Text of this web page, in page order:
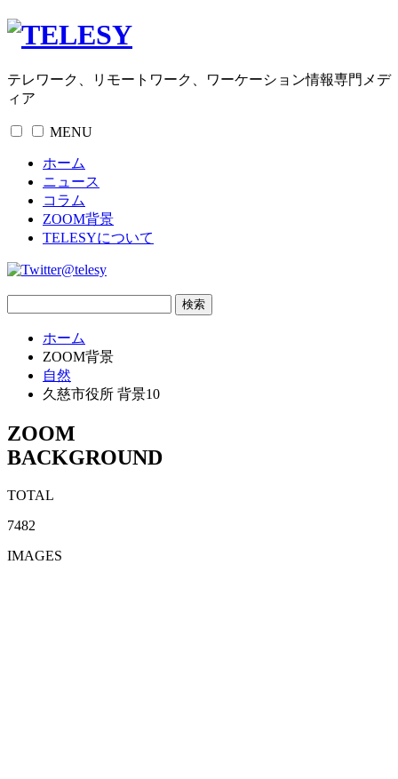
テレワーク、リモートワーク、ワーケーション情報専門メデ
ィア
MENU
ホーム
ニュース
コラム
ZOOM背景
TELESYについて
@telesy
ホーム
ZOOM背景
自然
久慈市役所 背景10
ZOOM
BACKGROUND
TOTAL
7482
IMAGES